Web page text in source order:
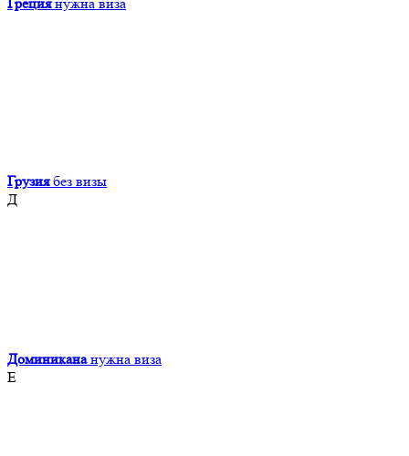
Грузия без визы
Д
Доминикана нужна виза
Е